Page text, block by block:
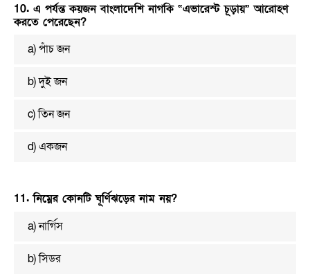
10. এ পর্যন্ত কয়জন বাংলাদেশি নাগকি “এভারেস্ট চূড়ায়” আরোহণ
করতে পেরেছেন?
a) পাঁচ জন
b) দুই জন
c) তিন জন
d) একজন
11. নিম্নের কোনটি ঘূর্ণিঝড়ের নাম নয়?
a) নার্গিস
b) সিডর